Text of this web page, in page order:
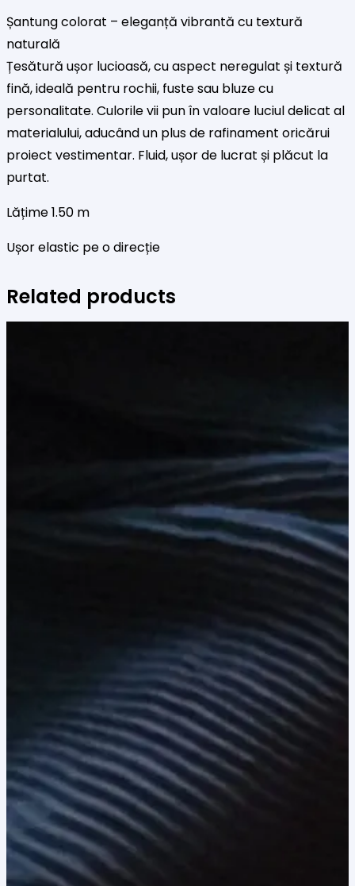
Șantung colorat – eleganță vibrantă cu textură
naturală
Țesătură ușor lucioasă, cu aspect neregulat și textură
fină, ideală pentru rochii, fuste sau bluze cu
personalitate. Culorile vii pun în valoare luciul delicat al
materialului, aducând un plus de rafinament oricărui
proiect vestimentar. Fluid, ușor de lucrat și plăcut la
purtat.
Lățime 1.50 m
Ușor elastic pe o direcție
Related products